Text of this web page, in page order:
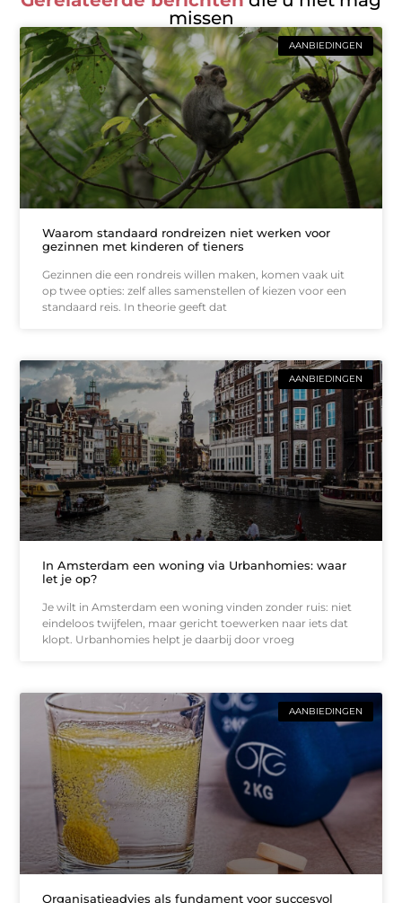
missen
AANBIEDINGEN
Waarom standaard rondreizen niet werken voor
gezinnen met kinderen of tieners
Gezinnen die een rondreis willen maken, komen vaak uit
op twee opties: zelf alles samenstellen of kiezen voor een
standaard reis. In theorie geeft dat
AANBIEDINGEN
In Amsterdam een woning via Urbanhomies: waar
let je op?
Je wilt in Amsterdam een woning vinden zonder ruis: niet
eindeloos twijfelen, maar gericht toewerken naar iets dat
klopt. Urbanhomies helpt je daarbij door vroeg
AANBIEDINGEN
Organisatieadvies als fundament voor succesvol